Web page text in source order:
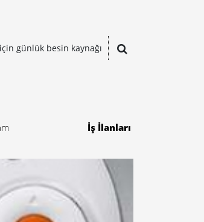
günlük besin kaynağı
İş İlanları